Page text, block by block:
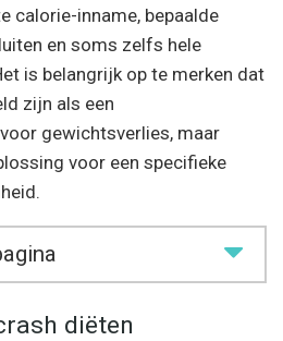
calorie-inname, bepaalde
en soms zelfs hele
is belangrijk op te merken dat
zijn als een
gewichtsverlies, maar
voor een specifieke
diëten